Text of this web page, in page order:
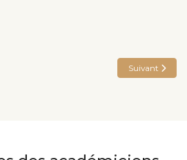
ZAKEN Article suivant
Suivant